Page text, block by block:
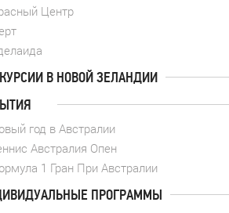
Центр
В НОВОЙ ЗЕЛАНДИИ
год в Австралии
Австралия Опен
1 Гран При Австралии
ПРОГРАММЫ